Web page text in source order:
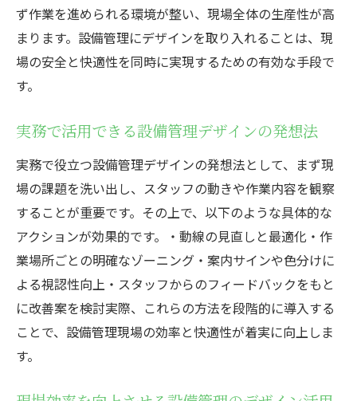
効率化を目指すなら設備管理とデザインの融合
を
業務効率化に繋がる設備管理デザインの重
果
設備管理の効率化を実現するデザイン施策
ビルメンテナンスにおける設備管理デザイ
ン戦略
設備管理とデザインで生まれる現場の変化
現場の働きやすさを高める設備管理の工夫
設備管理で実現する快適な職場づくりのコ
ず作業を進められる環境が整い、現場全体の生産性が高
まります。設備管理にデザインを取り入れることは、現
場の安全と快適性を同時に実現するための有効な手段で
す。
実務で活用できる設備管理デザインの発想法
実務で役立つ設備管理デザインの発想法として、まず現
場の課題を洗い出し、スタッフの動きや作業内容を観察
することが重要です。その上で、以下のような具体的な
アクションが効果的です。・動線の見直しと最適化・作
業場所ごとの明確なゾーニング・案内サインや色分けに
よる視認性向上・スタッフからのフィードバックをもと
に改善案を検討実際、これらの方法を段階的に導入する
ことで、設備管理現場の効率と快適性が着実に向上しま
す。